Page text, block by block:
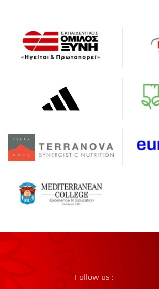
Follow us :